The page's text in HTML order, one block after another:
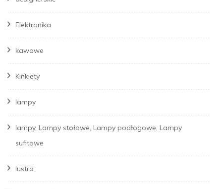
Elektronika
kawowe
Kinkiety
lampy
lampy, Lampy stołowe, Lampy podłogowe, Lampy
sufitowe
lustra